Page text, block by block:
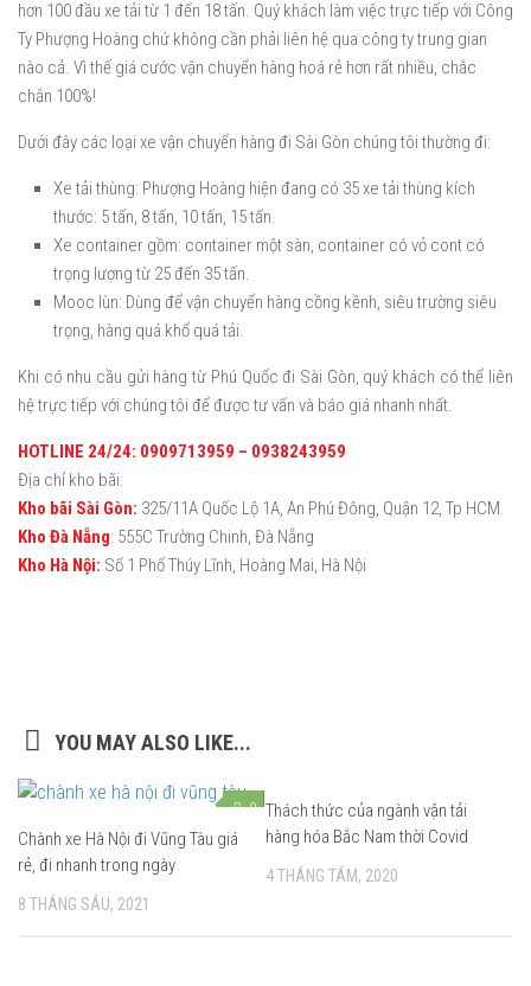
hơn 100 đầu xe tải từ 1 đến 18 tấn. Quý khách làm việc trực tiếp với Công
Ty Phượng Hoàng chứ không cần phải liên hệ qua công ty trung gian
nào cả. Vì thế giá cước vận chuyển hàng hoá rẻ hơn rất nhiều, chắc
chắn 100%!
Dưới đây các loại xe vận chuyển hàng đi Sài Gòn chúng tôi thường đi:
Xe tải thùng: Phượng Hoàng hiện đang có 35 xe tải thùng kích
thước: 5 tấn, 8 tấn, 10 tấn, 15 tấn.
Xe container gồm: container một sàn, container có vỏ cont có
trọng lượng từ 25 đến 35 tấn.
Mooc lùn: Dùng để vận chuyển hàng cồng kềnh, siêu trường siêu
trọng, hàng quá khổ quá tải.
Khi có nhu cầu gửi hàng từ Phú Quốc đi Sài Gòn, quý khách có thể liên
hệ trực tiếp với chúng tôi để được tư vấn và báo giá nhanh nhất.
HOTLINE 24/24: 0909713959 – 0938243959
Địa chỉ kho bãi:
Kho bãi Sài Gòn: 325/11A Quốc Lộ 1A, An Phú Đông, Quận 12, Tp HCM.
Kho Đà Nẵng: 555C Trường Chinh, Đà Nẵng
Kho Hà Nội: Số 1 Phố Thúy Lĩnh, Hoàng Mai, Hà Nội
YOU MAY ALSO LIKE...
0
Chành xe Hà Nội đi Vũng Tàu giá
rẻ, đi nhanh trong ngày
8 THÁNG SÁU, 2021
Thách thức của ngành vận tải
hàng hóa Bắc Nam thời Covid
4 THÁNG TÁM, 2020